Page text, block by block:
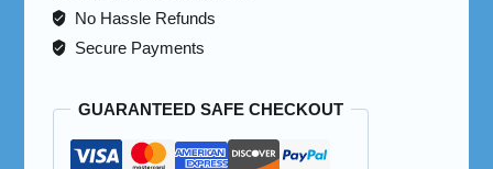
No Hassle Refunds
Secure Payments
GUARANTEED SAFE CHECKOUT